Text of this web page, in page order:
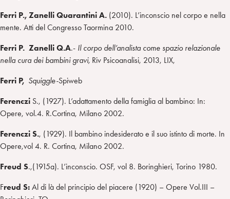
Ferri P., Zanelli Quarantini A. (2010). L’inconscio nel corpo e nella
mente. Atti del Congresso Taormina 2010.
Ferri P. Zanelli Q.A.- Il corpo dell’analista come spazio relazionale
nella cura dei bambini gravi, Riv Psicoanalisi, 2013, LIX,
Ferri P, Squiggle-Spiweb
Ferenczi S., (1927). L’adattamento della famiglia al bambino: In:
Opere, vol.4. R.Cortina, Milano 2002.
Ferenczi S., (1929). Il bambino indesiderato e il suo istinto di morte. In
Opere,vol 4. R. Cortina, Milano 2002.
Freud S.,(1915a). L’inconscio. OSF, vol 8. Boringhieri, Torino 1980.
Freud S: Al di là del principio del piacere (1920) – Opere Vol.III –